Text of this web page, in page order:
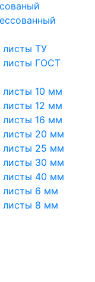
листы ТУ
листы ГОСТ
листы 10 мм
листы 12 мм
листы 16 мм
листы 20 мм
листы 25 мм
листы 30 мм
листы 40 мм
листы 6 мм
листы 8 мм